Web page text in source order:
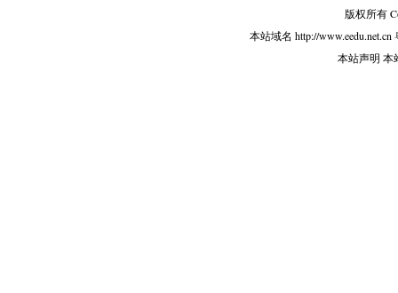
版权所有
本站域名 http://www.eedu.net.cn
本站声明 本